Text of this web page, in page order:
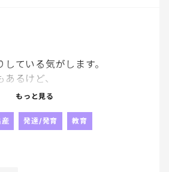
ている気がします。
るけど、
のか
んだろうけど
のなのか、と考えてしまいます
もっと見る
発達/発育 教育